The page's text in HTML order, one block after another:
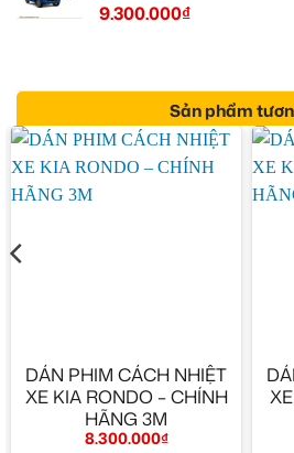
9.300.000₫
Sản phẩm
DÁN PHIM CÁCH NHIỆT
XE KIA RONDO – CHÍNH
HÃNG 3M
8.300.000₫